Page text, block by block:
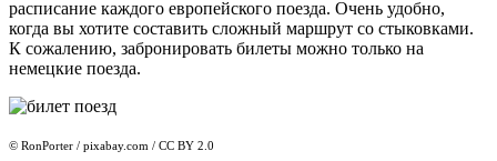
расписание каждого европейского поезда. Очень удобно,
когда вы хотите составить сложный маршрут со стыковками.
К сожалению, забронировать билеты можно только на
немецкие поезда.
© RonPorter / pixabay.com / CC BY 2.0